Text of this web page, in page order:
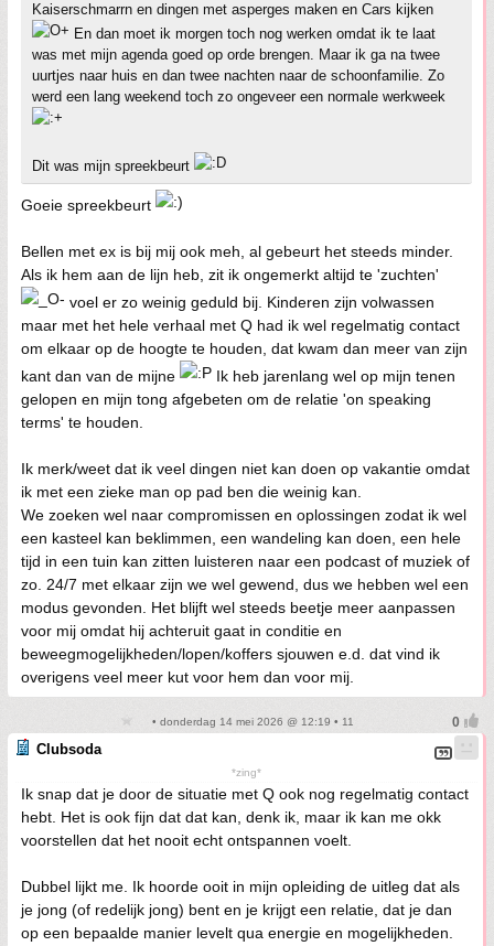
Kaiserschmarrn en dingen met asperges maken en Cars kijken
En dan moet ik morgen toch nog werken omdat ik te laat
was met mijn agenda goed op orde brengen. Maar ik ga na twee
uurtjes naar huis en dan twee nachten naar de schoonfamilie. Zo
werd een lang weekend toch zo ongeveer een normale werkweek
Dit was mijn spreekbeurt
Goeie spreekbeurt
Bellen met ex is bij mij ook meh, al gebeurt het steeds minder.
Als ik hem aan de lijn heb, zit ik ongemerkt altijd te 'zuchten'
voel er zo weinig geduld bij. Kinderen zijn volwassen
maar met het hele verhaal met Q had ik wel regelmatig contact
om elkaar op de hoogte te houden, dat kwam dan meer van zijn
kant dan van de mijne
Ik heb jarenlang wel op mijn tenen
gelopen en mijn tong afgebeten om de relatie 'on speaking
terms' te houden.
Ik merk/weet dat ik veel dingen niet kan doen op vakantie omdat
ik met een zieke man op pad ben die weinig kan.
We zoeken wel naar compromissen en oplossingen zodat ik wel
een kasteel kan beklimmen, een wandeling kan doen, een hele
tijd in een tuin kan zitten luisteren naar een podcast of muziek of
zo. 24/7 met elkaar zijn we wel gewend, dus we hebben wel een
modus gevonden. Het blijft wel steeds beetje meer aanpassen
voor mij omdat hij achteruit gaat in conditie en
beweegmogelijkheden/lopen/koffers sjouwen e.d. dat vind ik
overigens veel meer kut voor hem dan voor mij.
• donderdag 14 mei 2026 @ 12:19 • 11
Clubsoda
*zing*
Ik snap dat je door de situatie met Q ook nog regelmatig contact
hebt. Het is ook fijn dat dat kan, denk ik, maar ik kan me okk
voorstellen dat het nooit echt ontspannen voelt.
Dubbel lijkt me. Ik hoorde ooit in mijn opleiding de uitleg dat als
je jong (of redelijk jong) bent en je krijgt een relatie, dat je dan
op een bepaalde manier levelt qua energie en mogelijkheden.